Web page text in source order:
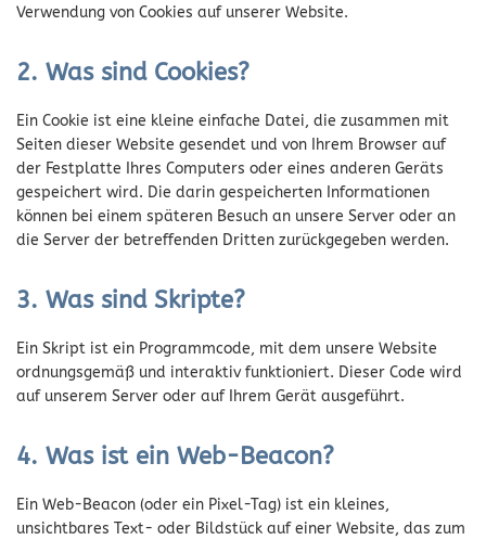
Verwendung von Cookies auf unserer Website.
2. Was sind Cookies?
Ein Cookie ist eine kleine einfache Datei, die zusammen mit
Seiten dieser Website gesendet und von Ihrem Browser auf
der Festplatte Ihres Computers oder eines anderen Geräts
gespeichert wird. Die darin gespeicherten Informationen
können bei einem späteren Besuch an unsere Server oder an
die Server der betreffenden Dritten zurückgegeben werden.
3. Was sind Skripte?
Ein Skript ist ein Programmcode, mit dem unsere Website
ordnungsgemäß und interaktiv funktioniert. Dieser Code wird
auf unserem Server oder auf Ihrem Gerät ausgeführt.
4. Was ist ein Web-Beacon?
Ein Web-Beacon (oder ein Pixel-Tag) ist ein kleines,
unsichtbares Text- oder Bildstück auf einer Website, das zum